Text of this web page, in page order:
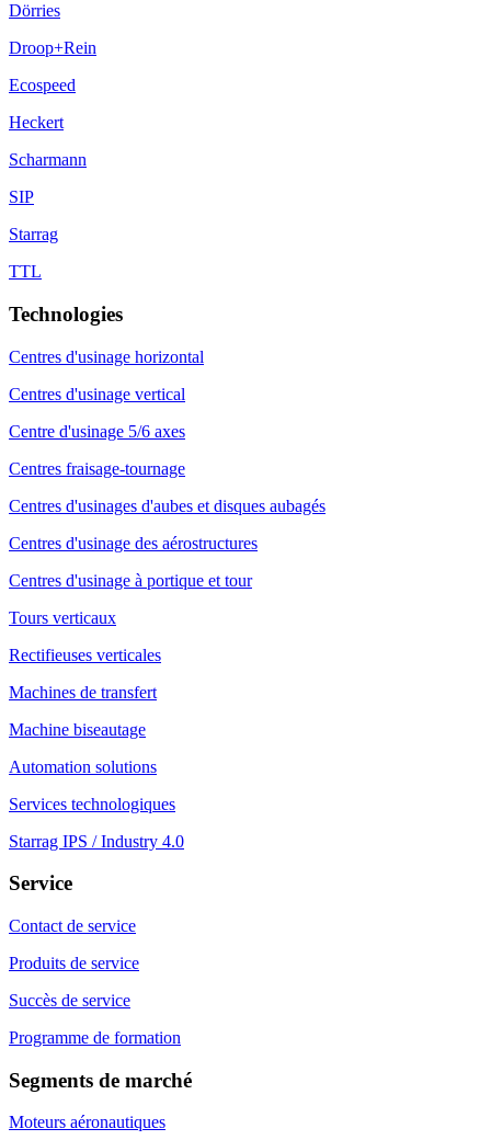
Dörries
Droop+Rein
Ecospeed
Heckert
Scharmann
SIP
Starrag
TTL
Technologies
Centres d'usinage horizontal
Centres d'usinage vertical
Centre d'usinage 5/6 axes
Centres fraisage-tournage
Centres d'usinages d'aubes et disques aubagés
Centres d'usinage des aérostructures
Centres d'usinage à portique et tour
Tours verticaux
Rectifieuses verticales
Machines de transfert
Machine biseautage
Automation solutions
Services technologiques
Starrag IPS / Industry 4.0
Service
Contact de service
Produits de service
Succès de service
Programme de formation
Segments de marché
Moteurs aéronautiques